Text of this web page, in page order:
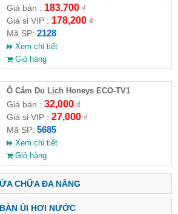
HĐ )
Giá bán : 183,700₫
Giá sỉ VIP : 178,200₫
Mã SP: 2128
Xem chi tiết
Giỏ hàng
Ổ Cắm Du Lịch Honeys ECO-TV1
Giá bán : 32,000₫
Giá sỉ VIP : 27,000₫
Mã SP: 5685
Xem chi tiết
Giỏ hàng
CHỮA ĐA NĂNG
ỦI HƠI NƯỚC